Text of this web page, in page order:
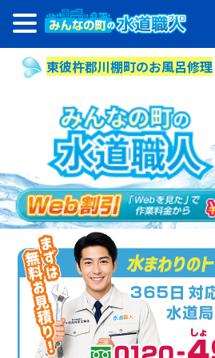
東彼杵郡川棚町のお風呂修理